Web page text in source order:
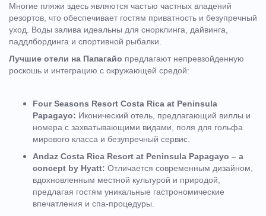
Многие пляжи здесь являются частью частных владений
резортов, что обеспечивает гостям приватность и безупречный
уход. Воды залива идеальны для снорклинга, дайвинга,
паддлбординга и спортивной рыбалки.
Лучшие отели на Папагайо предлагают непревзойденную
роскошь и интеграцию с окружающей средой:
Four Seasons Resort Costa Rica at Peninsula
Papagayo: Иконический отель, предлагающий виллы и
номера с захватывающими видами, поля для гольфа
мирового класса и безупречный сервис.
Andaz Costa Rica Resort at Peninsula Papagayo – a
concept by Hyatt: Отличается современным дизайном,
вдохновленным местной культурой и природой,
предлагая гостям уникальные гастрономические
впечатления и спа-процедуры.